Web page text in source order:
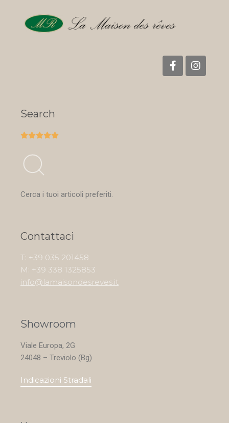
Search

Cerca i tuoi articoli preferiti.
Contattaci
T: +39 035 201458
M: +39 338 1325853
info@lamaisondesreves.it
Showroom
Viale Europa, 2G
24048 – Treviolo (Bg)
Indicazioni Stradali